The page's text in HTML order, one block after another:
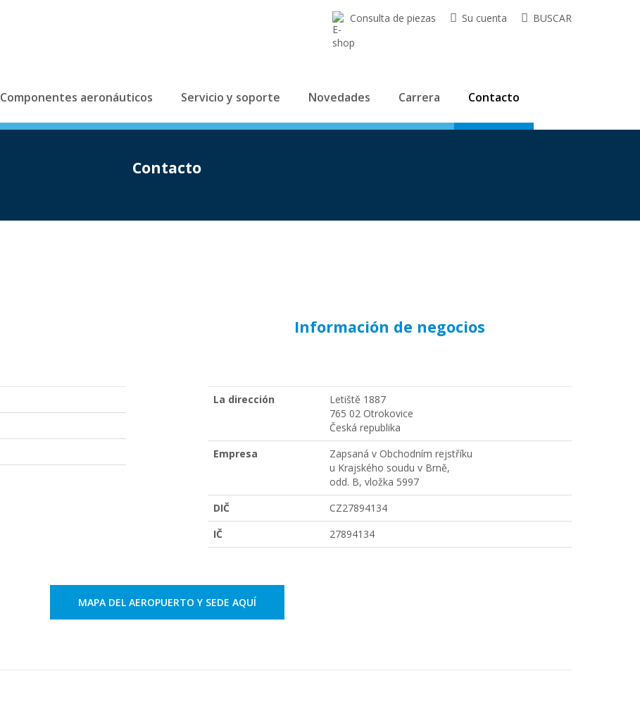
Consulta de piezas Su cuenta BUSCAR
Componentes aeronáuticos Servicio y soporte Novedades Carrera Contacto
Contacto
Información de negocios
La dirección
Letiště 1887
765 02 Otrokovice
Česká republika
Empresa
Zapsaná v Obchodním rejstříku
u Krajského soudu v Brně,
odd. B, vložka 5997
DIČ
CZ27894134
IČ
27894134
MAPA DEL AEROPUERTO Y SEDE AQUÍ